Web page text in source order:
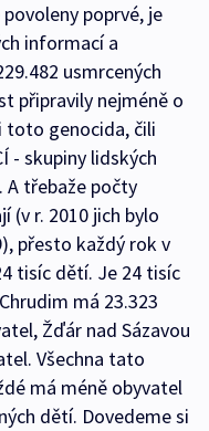
poprvé, je
informací a
usmrcených
připravily nejméně o
toto genocida, čili
- skupiny lidských
A třebaže počty
(v r. 2010 jich bylo
přesto každý rok v
tisíc dětí. Je 24 tisíc
má 23.323
Žďár nad Sázavou
Všechna tato
má méně obyvatel
dětí. Dovedeme si